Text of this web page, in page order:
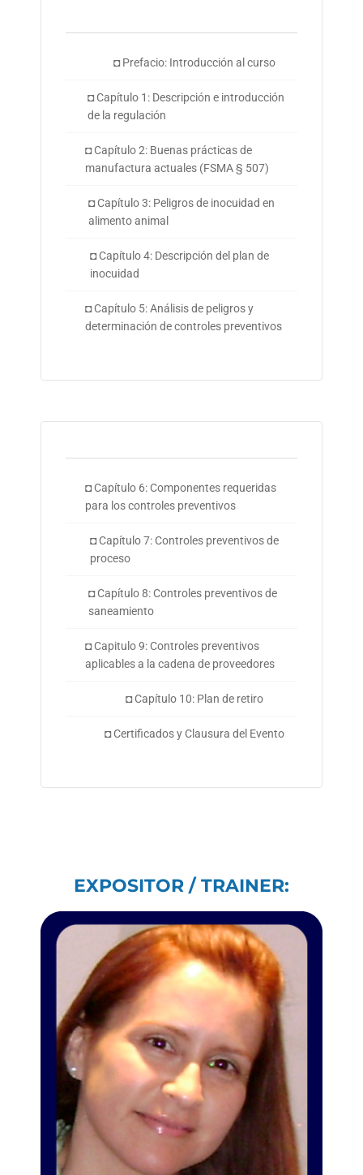
◘ Prefacio: Introducción al curso
◘ Capítulo 1: Descripción e introducción
de la regulación
◘ Capítulo 2: Buenas prácticas de
manufactura actuales (FSMA § 507)
◘ Capítulo 3: Peligros de inocuidad en
alimento animal
◘ Capítulo 4: Descripción del plan de
inocuidad
◘ Capítulo 5: Análisis de peligros y
determinación de controles preventivos
◘ Capítulo 6: Componentes requeridas
para los controles preventivos
◘ Capítulo 7: Controles preventivos de
proceso
◘ Capítulo 8: Controles preventivos de
saneamiento
◘ Capitulo 9: Controles preventivos
aplicables a la cadena de proveedores
◘ Capítulo 10: Plan de retiro
◘ Certificados y Clausura del Evento
EXPOSITOR / TRAINER: